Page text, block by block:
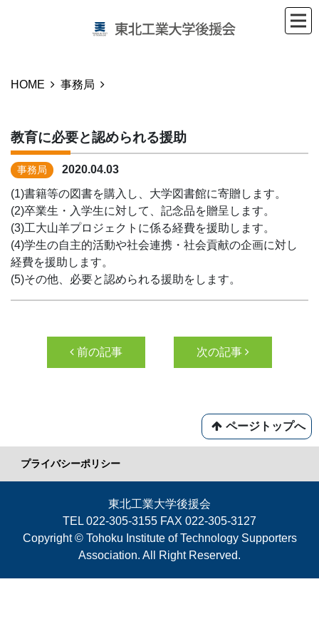
HOME 事務局
教育に必要と認められる援助
事務局
2020.04.03
(1)書籍等の図書を購入し、大学図書館に寄贈します。
(2)卒業生・入学生に対して、記念品を贈呈します。
(3)工大山羊プロジェクトに係る経費を援助します。
(4)学生の自主的活動や社会連携・社会貢献の企画に対し
経費を援助します。
(5)その他、必要と認められる援助をします。
投稿ナビゲーション
前の記事 次の記事
ページトップへ
プライバシーポリシー
東北工業大学後援会
TEL 022-305-3155 FAX 022-305-3127
Copyright © Tohoku Institute of Technology Supporters
Association. All Right Reserved.